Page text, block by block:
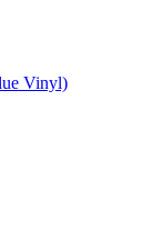
Vinyl)